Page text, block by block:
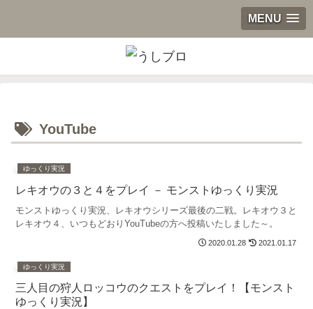
MENU
YouTube
ゆっくり実況
レキオウの３と４をプレイ － モンストゆっくり実況
モンストゆっくり実況、レキオウシリーズ最後の二戦。レキオウ３と
レキオウ４、いつもどおりYouTubeの方へ投稿いたしました～。
2020.01.28 2021.01.17
ゆっくり実況
三人目の狩人ロッコウのクエストをプレイ！【モンスト
ゆっくり実況】